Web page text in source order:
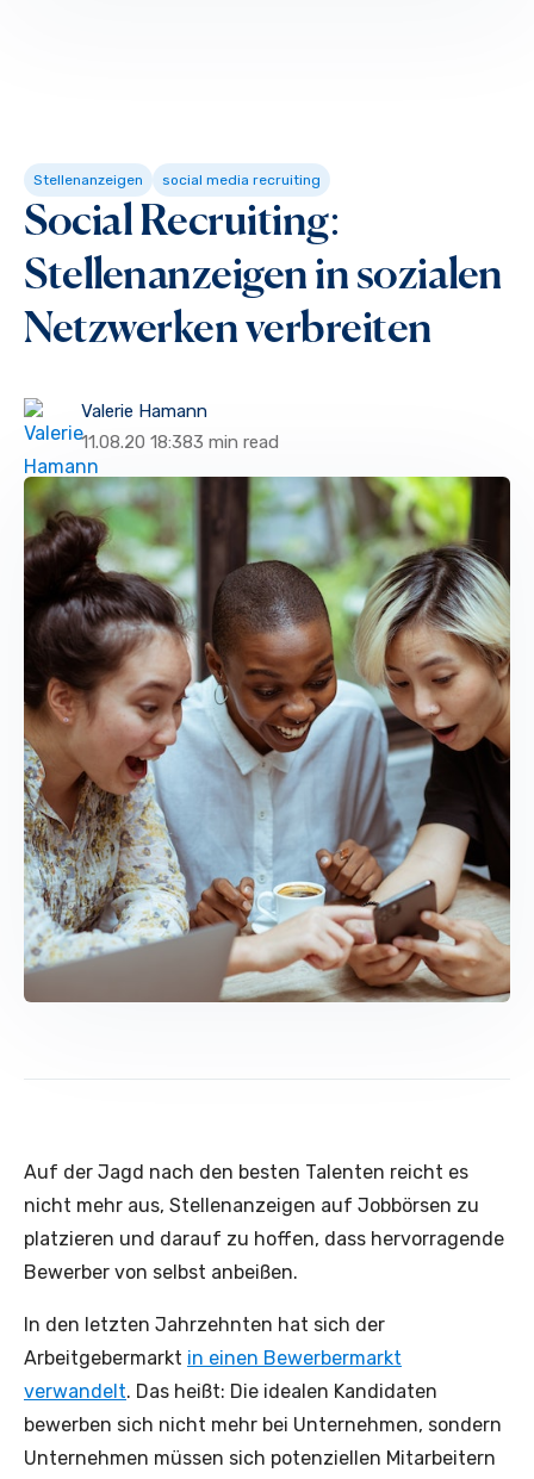
Stellenanzeigen social media recruiting
Social Recruiting:
Stellenanzeigen in sozialen
Netzwerken verbreiten
Valerie Hamann
11.08.20 18:383 min read
Auf der Jagd nach den besten Talenten reicht es
nicht mehr aus, Stellenanzeigen auf Jobbörsen zu
platzieren und darauf zu hoffen, dass hervorragende
Bewerber von selbst anbeißen.
In den letzten Jahrzehnten hat sich der
Arbeitgebermarkt in einen Bewerbermarkt
verwandelt. Das heißt: Die idealen Kandidaten
bewerben sich nicht mehr bei Unternehmen, sondern
Unternehmen müssen sich potenziellen Mitarbeitern